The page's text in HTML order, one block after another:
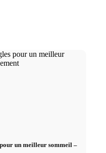
un meilleur sommeil –